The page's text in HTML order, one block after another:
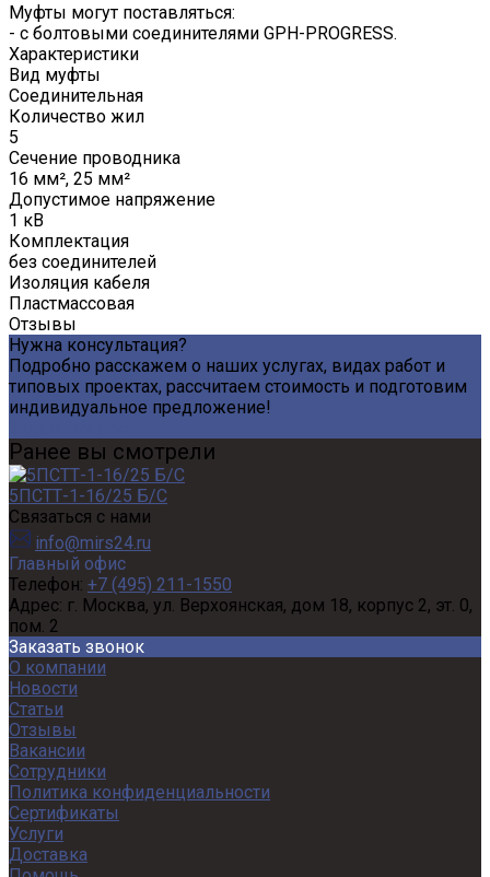
Муфты могут поставляться:
- с болтовыми соединителями GPH-PROGRESS.
Характеристики
Вид муфты
Соединительная
Количество жил
5
Сечение проводника
16 мм², 25 мм²
Допустимое напряжение
1 кВ
Комплектация
без соединителей
Изоляция кабеля
Пластмассовая
Отзывы
Нужна консультация?
Подробно расскажем о наших услугах, видах работ и
типовых проектах, рассчитаем стоимость и подготовим
индивидуальное предложение!
Ранее вы смотрели
5ПСТТ-1-16/25 Б/С
Связаться с нами
info@mirs24.ru
Главный офис
Телефон: +7 (495) 211-1550
Адрес: г. Москва, ул. Верхоянская, дом 18, корпус 2, эт. 0,
пом. 2
Заказать звонок
О компании
Новости
Статьи
Отзывы
Вакансии
Сотрудники
Политика конфиденциальности
Сертификаты
Услуги
Доставка